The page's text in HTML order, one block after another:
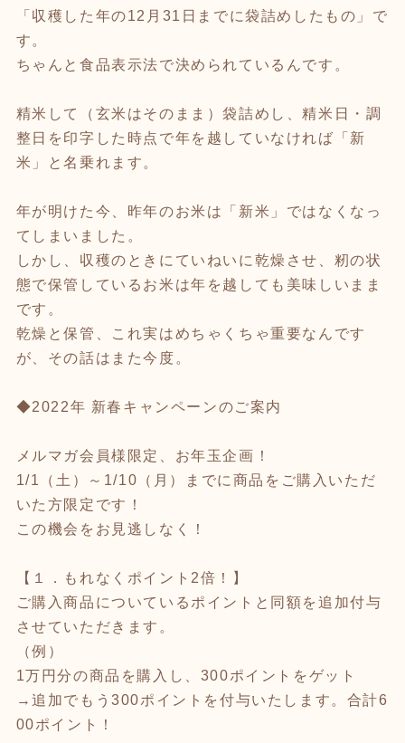
「収穫した年の12月31日までに袋詰めしたもの」で
す。
ちゃんと食品表示法で決められているんです。
精米して（玄米はそのまま）袋詰めし、精米日・調
整日を印字した時点で年を越していなければ「新
米」と名乗れます。
年が明けた今、昨年のお米は「新米」ではなくなっ
てしまいました。
しかし、収穫のときにていねいに乾燥させ、籾の状
態で保管しているお米は年を越しても美味しいまま
です。
乾燥と保管、これ実はめちゃくちゃ重要なんです
が、その話はまた今度。
◆2022年 新春キャンペーンのご案内
メルマガ会員様限定、お年玉企画！
1/1（土）～1/10（月）までに商品をご購入いただ
いた方限定です！
この機会をお見逃しなく！
【１．もれなくポイント2倍！】
ご購入商品についているポイントと同額を追加付与
させていただきます。
（例）
1万円分の商品を購入し、300ポイントをゲット
→追加でもう300ポイントを付与いたします。合計6
00ポイント！